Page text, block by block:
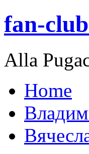
fan-
Alla
Home